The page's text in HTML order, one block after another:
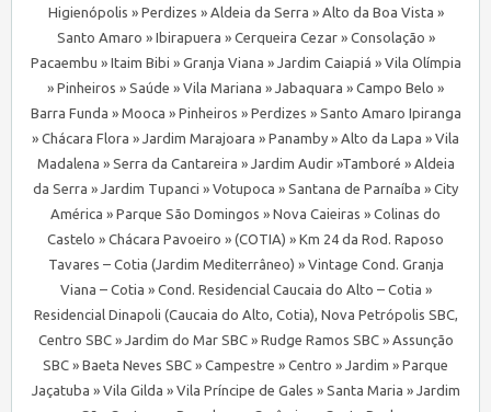
Higienópolis » Perdizes » Aldeia da Serra » Alto da Boa Vista »
Santo Amaro » Ibirapuera » Cerqueira Cezar » Consolação »
Pacaembu » Itaim Bibi » Granja Viana » Jardim Caiapiá » Vila Olímpia
» Pinheiros » Saúde » Vila Mariana » Jabaquara » Campo Belo »
Barra Funda » Mooca » Pinheiros » Perdizes » Santo Amaro Ipiranga
» Chácara Flora » Jardim Marajoara » Panamby » Alto da Lapa » Vila
Madalena » Serra da Cantareira » Jardim Audir »Tamboré » Aldeia
da Serra » Jardim Tupanci » Votupoca » Santana de Parnaíba » City
América » Parque São Domingos » Nova Caieiras » Colinas do
Castelo » Chácara Pavoeiro » (COTIA) » Km 24 da Rod. Raposo
Tavares – Cotia (Jardim Mediterrâneo) » Vintage Cond. Granja
Viana – Cotia » Cond. Residencial Caucaia do Alto – Cotia »
Residencial Dinapoli (Caucaia do Alto, Cotia), Nova Petrópolis SBC,
Centro SBC » Jardim do Mar SBC » Rudge Ramos SBC » Assunção
SBC » Baeta Neves SBC » Campestre » Centro » Jardim » Parque
Jaçatuba » Vila Gilda » Vila Príncipe de Gales » Santa Maria » Jardim